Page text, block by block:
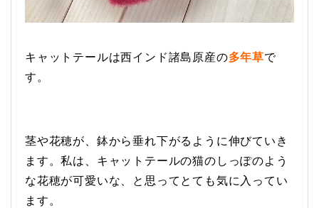
キャットテールは西インド諸島原産の多年草で
す。
茎や花穂が、鉢から垂れ下がるように伸びていき
ます。私は、キャットテールの猫のしっぽのよう
な花穂が可愛いな、と思ってとても気に入ってい
ます。